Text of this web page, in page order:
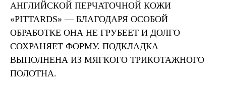
АНГЛИЙСКОЙ ПЕРЧАТОЧНОЙ КОЖИ
«PITTARDS» — БЛАГОДАРЯ ОСОБОЙ
ОБРАБОТКЕ ОНА НЕ ГРУБЕЕТ И ДОЛГО
СОХРАНЯЕТ ФОРМУ. ПОДКЛАДКА
ВЫПОЛНЕНА ИЗ МЯГКОГО ТРИКОТАЖНОГО
ПОЛОТНА.